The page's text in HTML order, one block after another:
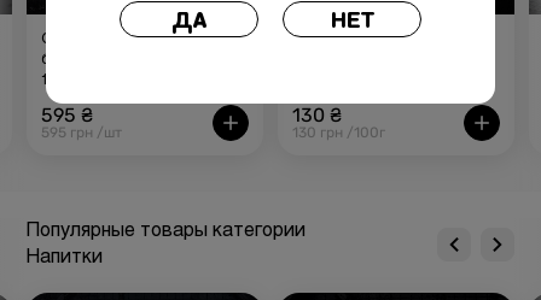
Оливковое масло со вкусом
белого трюфеля TARTUFI
100 г
595 ₴
595 грн /шт
Черри на гриле
130 ₴
130 грн /100г
Популярные товары категории
Напитки
ДА НЕТ